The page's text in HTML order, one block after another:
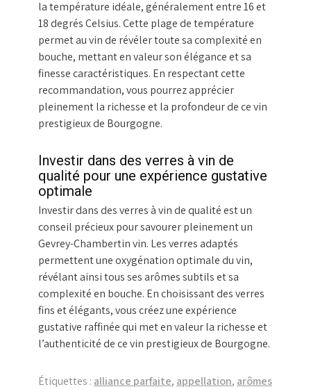
la température idéale, généralement entre 16 et
18 degrés Celsius. Cette plage de température
permet au vin de révéler toute sa complexité en
bouche, mettant en valeur son élégance et sa
finesse caractéristiques. En respectant cette
recommandation, vous pourrez apprécier
pleinement la richesse et la profondeur de ce vin
prestigieux de Bourgogne.
Investir dans des verres à vin de
qualité pour une expérience gustative
optimale
Investir dans des verres à vin de qualité est un
conseil précieux pour savourer pleinement un
Gevrey-Chambertin vin. Les verres adaptés
permettent une oxygénation optimale du vin,
révélant ainsi tous ses arômes subtils et sa
complexité en bouche. En choisissant des verres
fins et élégants, vous créez une expérience
gustative raffinée qui met en valeur la richesse et
l’authenticité de ce vin prestigieux de Bourgogne.
Étiquettes : alliance parfaite, appellation, arômes